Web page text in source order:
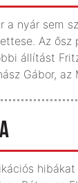
a nyár sem
Az
állítást
Gábor,